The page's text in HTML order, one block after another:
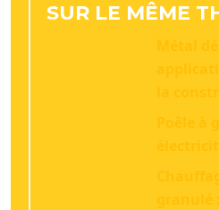
SUR LE MÊME
Métal
la
Poêle à
granulé